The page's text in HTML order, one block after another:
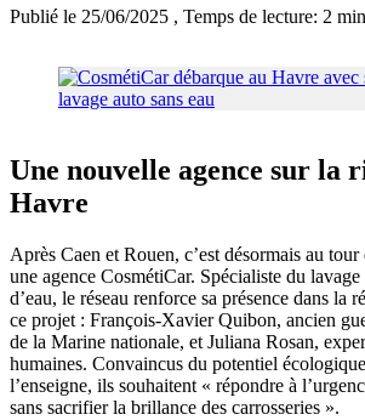
Publié le 25/06/2025 , Temps de lecture: 2 min
Une nouvelle agence sur la
Havre
Après Caen et Rouen, c’est désormais au
une agence CosmétiCar. Spécialiste du
d’eau, le réseau renforce sa présence dans la
ce projet : François-Xavier Quibon, ancien
de la Marine nationale, et Juliana Rosan,
humaines. Convaincus du potentiel
l’enseigne, ils souhaitent « répondre à
sans sacrifier la brillance des carrosseries ».